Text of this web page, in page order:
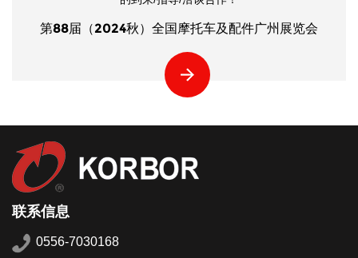
第88届（2024秋）全国摩托车及配件广州展览会
联系信息
0556-7030168